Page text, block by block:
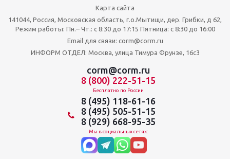
Карта сайта
141044, Россия, Московская область, г.о.Мытищи, дер. Грибки, д 62,
Режим работы: Пн.– Чт.: с 8:30 до 17:15 Пятница: c 8:30 до 16:00
Email для связи: corm@corm.ru
ИНФОРМ ОТДЕЛ: Москва, улица Тимура Фрунзе, 16с3
corm@corm.ru
8 (800) 222-51-15
Бесплатно по России
8 (495) 118-61-16
8 (495) 505-51-15
8 (929) 668-95-35
Мы в социальных сетях: